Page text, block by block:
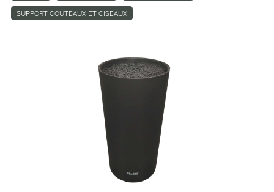
SUPPORT COUTEAUX ET CISEAUX